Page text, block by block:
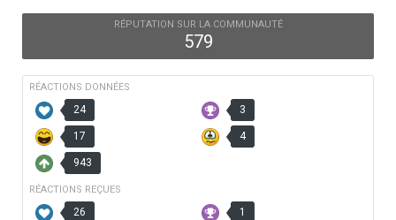
RÉPUTATION SUR LA COMMUNAUTÉ
579
RÉACTIONS DONNÉES
24 3
17 4
943
RÉACTIONS REÇUES
26 1